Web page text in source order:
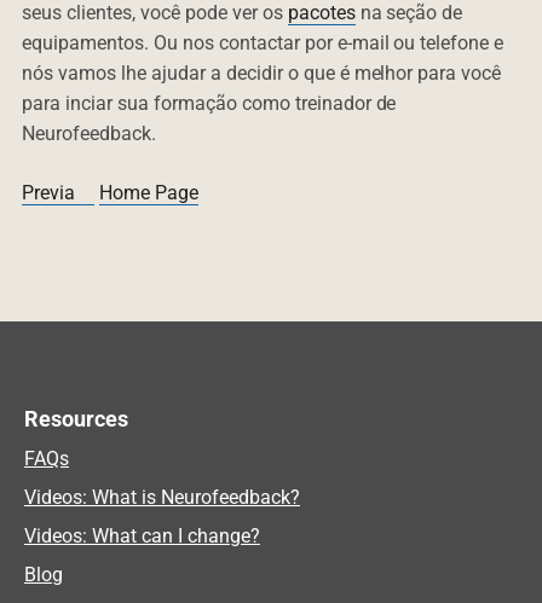
seus clientes, você pode ver os pacotesna seção de
equipamentos. Ou nos contactar por e-mail ou telefone e
nós vamos lhe ajudar a decidir o que é melhor para você
para inciar sua formação como treinador de
Neurofeedback.
Previa Home Page
Resources
FAQs
Videos: What is Neurofeedback?
Videos: What can I change?
Blog